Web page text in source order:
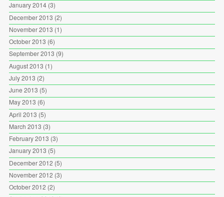
January 2014(3)
December 2013 (2)
November 2013 (1)
October 2013 (6)
September 2013 (9)
August 2013 (1)
July 2013 (2)
June 2013 (5)
May 2013 (6)
April 2013 (5)
March 2013 (3)
February 2013 (3)
January 2013 (5)
December 2012 (5)
November 2012 (3)
October 2012 (2)